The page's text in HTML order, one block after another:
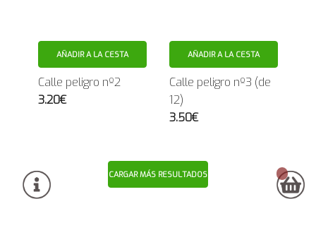
AÑADIR A LA CESTA
Calle peligro nº2
3.20€
AÑADIR A LA CESTA
Calle peligro nº3 (de
12)
3.50€
CARGAR MÁS RESULTADOS